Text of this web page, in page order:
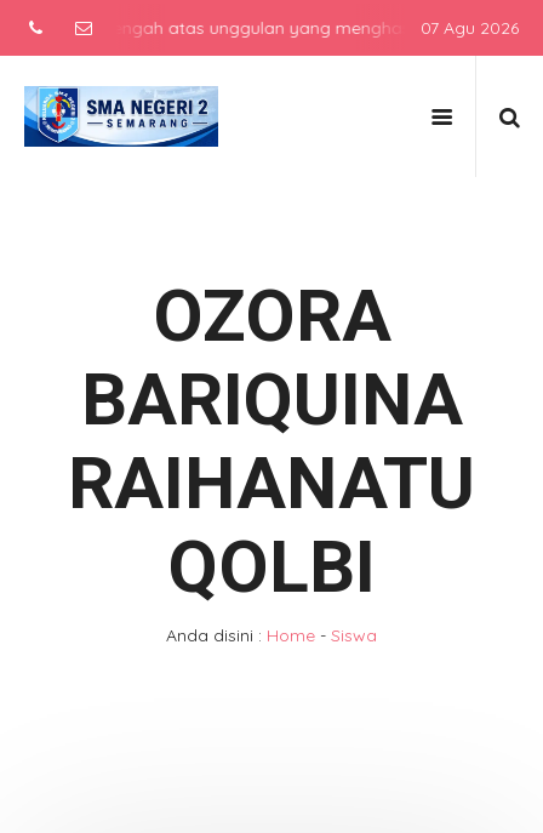
menengah atas unggulan yang menghasilkan lulusan
07 Agu 2026
OZORA
BARIQUINA
RAIHANATU
QOLBI
Anda disini : Home - Siswa